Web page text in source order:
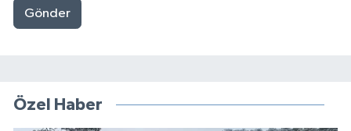
Gönder
Özel Haber